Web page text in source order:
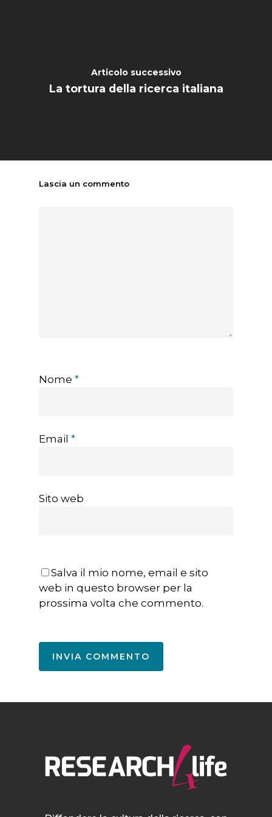
Articolo successivo
La tortura della ricerca italiana
Lascia un commento
Nome *
Email *
Sito web
Salva il mio nome, email e sito
web in questo browser per la
prossima volta che commento.
ANIMALE